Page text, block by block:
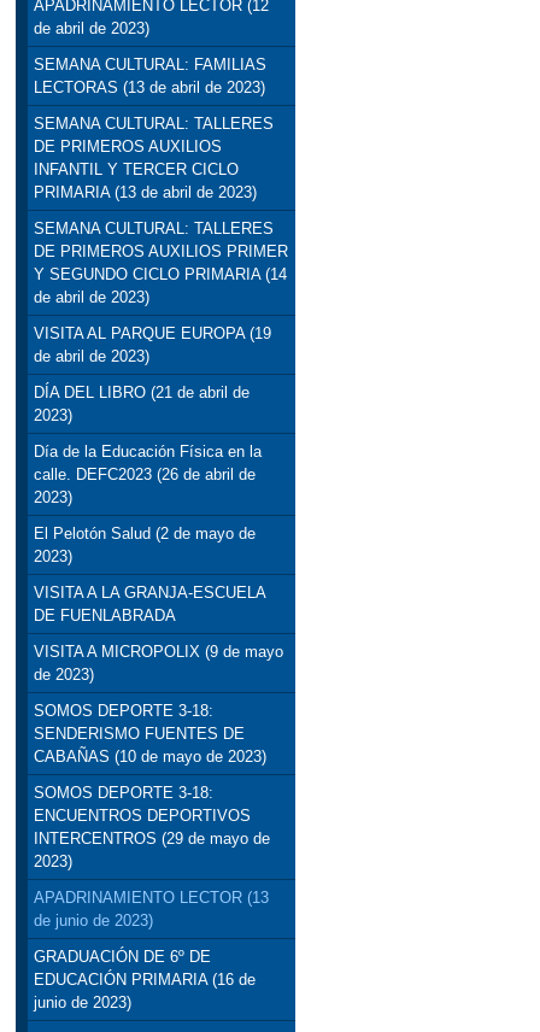
APADRINAMIENTO LECTOR (12
de abril de 2023)
SEMANA CULTURAL: FAMILIAS
LECTORAS (13 de abril de 2023)
SEMANA CULTURAL: TALLERES
DE PRIMEROS AUXILIOS
INFANTIL Y TERCER CICLO
PRIMARIA (13 de abril de 2023)
SEMANA CULTURAL: TALLERES
DE PRIMEROS AUXILIOS PRIMER
Y SEGUNDO CICLO PRIMARIA (14
de abril de 2023)
VISITA AL PARQUE EUROPA (19
de abril de 2023)
DÍA DEL LIBRO (21 de abril de
2023)
Día de la Educación Física en la
calle. DEFC2023 (26 de abril de
2023)
El Pelotón Salud (2 de mayo de
2023)
VISITA A LA GRANJA-ESCUELA
DE FUENLABRADA
VISITA A MICROPOLIX (9 de mayo
de 2023)
SOMOS DEPORTE 3-18:
SENDERISMO FUENTES DE
CABAÑAS (10 de mayo de 2023)
SOMOS DEPORTE 3-18:
ENCUENTROS DEPORTIVOS
INTERCENTROS (29 de mayo de
2023)
APADRINAMIENTO LECTOR (13
de junio de 2023)
GRADUACIÓN DE 6º DE
EDUCACIÓN PRIMARIA (16 de
junio de 2023)